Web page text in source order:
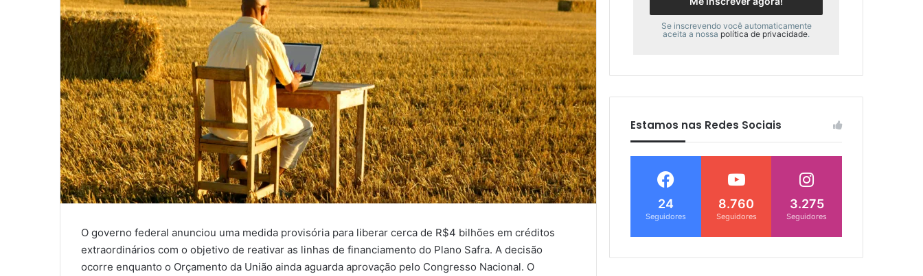
O governo federal anunciou uma medida provisória para liberar cerca de R$4 bilhões em créditos
extraordinários com o objetivo de reativar as linhas de financiamento do Plano Safra. A decisão
ocorre enquanto o Orçamento da União ainda aguarda aprovação pelo Congresso Nacional. O
Se inscrevendo você automaticamente
aceita a nossa política de privacidade.
Estamos nas Redes Sociais
24
Seguidores
8.760
Seguidores
3.275
Seguidores